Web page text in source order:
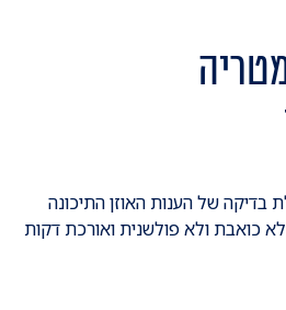
בדיקה של הענות האוזן התיכונה
כואבת ולא פולשנית ואורכת דקות